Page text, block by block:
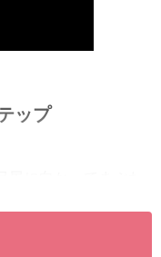
ップ